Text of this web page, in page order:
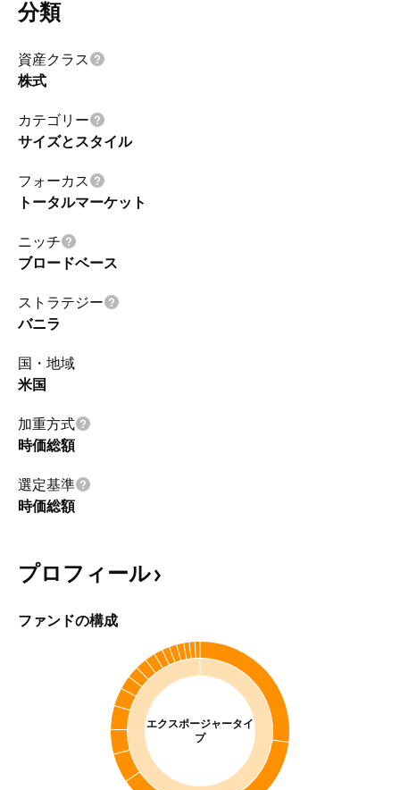
分類
資産クラス
株式
カテゴリー
サイズとスタイル
フォーカス
トータルマーケット
ニッチ
ブロードベース
ストラテジー
バニラ
国・地域
米国
加重方式
時価総額
選定基準
時価総額
プロフィール
ファンドの構成
エクスポージャータイ
プ